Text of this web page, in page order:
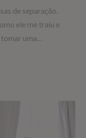
de separação.
ele me traiu e
tomar uma…